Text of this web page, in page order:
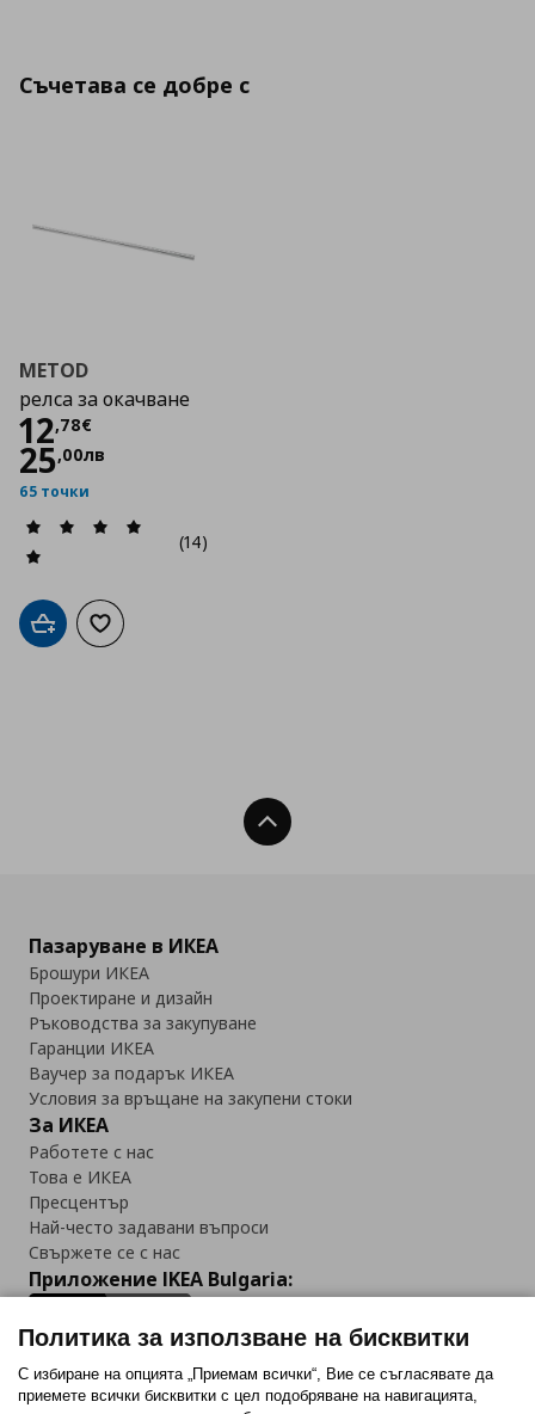
Съчетава се добре с
METOD
релса за окачване
12,78€
Цена
25,00лв
65 точки
(14)
Добави в кошницата
Добави към списъка с любими
Нагоре
Пазаруване в ИКЕА
Брошури ИКЕА
Проектиране и дизайн
Ръководства за закупуване
Гаранции ИКЕА
Ваучер за подарък ИКЕА
Условия за връщане на закупени стоки
За ИКЕА
Работете с нас
Това е ИКЕА
Пресцентър
Най-често задавани въпроси
Свържете се с нас
Приложение IKEA Bulgaria:
Последвайте ни:
Политика за използване на бисквитки
С избиране на опцията „Приемам всички“, Вие се съгласявате да
приемете всички бисквитки с цел подобряване на навигацията,